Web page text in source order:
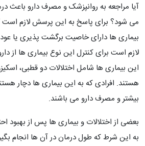
آیا مراجعه به روانپزشک و مصرف دارو باعث
می شود؟ برای پاسخ به این پرسش لازم است
بیماری ها دارای خاصیت برگشت پذیری یا
لازم است برای کنترل این نوع بیماری ها از
این بیماری ها شامل اختلالات دو قطبی،
هستند. افرادی که به این بیماری ها دچار
بیشتر و مصرف دارو می باشند.
بعضی از اختلالات و بیماری ها پس از بهبود
به این شرط که طول درمان در آن ها انجام